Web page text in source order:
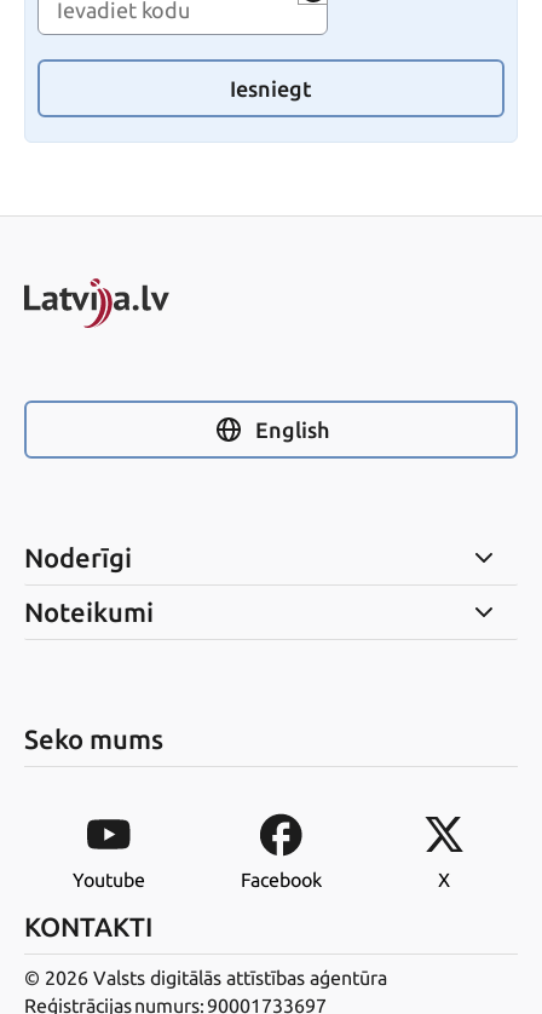
Iesniegt
English
Noderīgi
Noteikumi
Seko mums
Youtube Facebook X
KONTAKTI
© 2026 Valsts digitālās attīstības aģentūra
Reģistrācijas numurs: 90001733697